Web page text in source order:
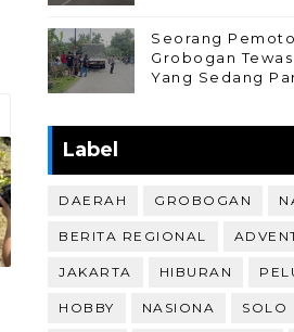
Seorang
Grobogan
Yang Sedang
Label
DAERAH GROBOGAN
BERITA REGIONAL
JAKARTA HIBURAN
HOBBY NASIONA SOLO